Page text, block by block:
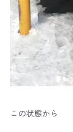
この状態から